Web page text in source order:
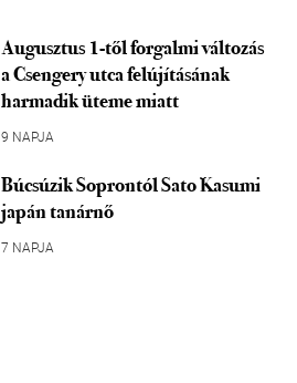
Augusztus 1-től forgalmi változás
a Csengery utca felújításának
harmadik üteme miatt
9 NAPJA
Búcsúzik Soprontól Sato Kasumi
japán tanárnő
7 NAPJA